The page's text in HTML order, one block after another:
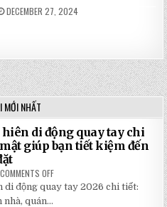
DECEMBER 27, 2024
MỚI NHẤT
di động quay tay chi
giúp bạn tiết kiệm đến
COMMENTS OFF
BẢNG
GIÁ
di động quay tay 2026 chi tiết:
quán...